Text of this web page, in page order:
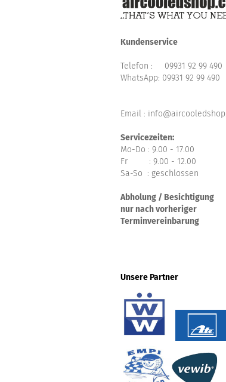
Kundenservice
Telefon : 09931 92 99 490
WhatsApp: 09931 92 99 490
Email :
Servicezeiten:
Mo-Do : 9.00 - 17.00
Fr : 9.00 - 12.00
Sa-So : geschlossen
Abholung / Besichtigung
nur nach vorheriger
Terminvereinbarung
Unsere Partner